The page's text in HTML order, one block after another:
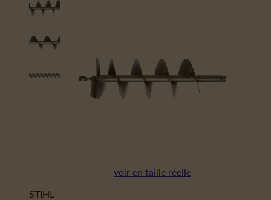
voir en taille réelle
STIHL